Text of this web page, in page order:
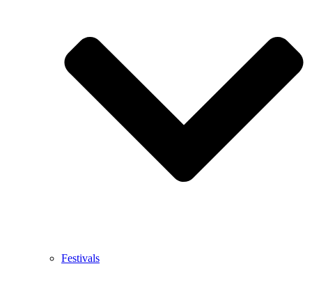
Festivals